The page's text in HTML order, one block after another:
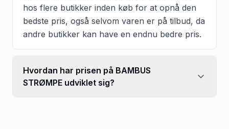
hos flere butikker inden køb for at opnå den
bedste pris, også selvom varen er på tilbud, da
andre butikker kan have en endnu bedre pris.
Hvordan har prisen på BAMBUS
STRØMPE udviklet sig?